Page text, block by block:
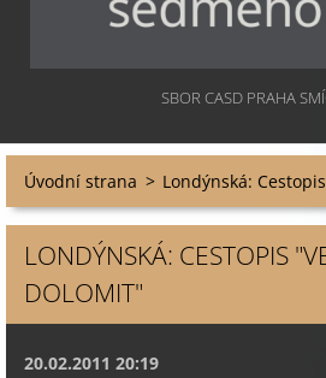
SBOR CASD PRAHA
Úvodní strana > Londýnská:
LONDÝNSKÁ: CESTOPIS
DOLOMIT"
20.02.2011 20:19